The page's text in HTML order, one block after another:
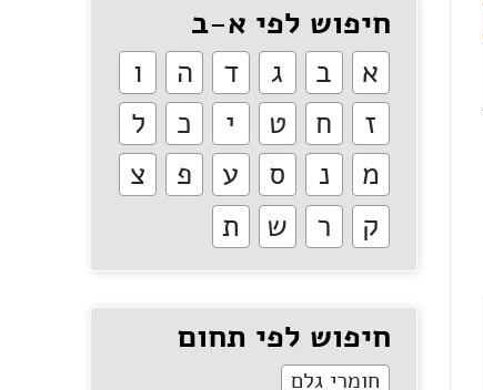
חיפוש לפי א-ב
א ב ג ד ה
ו
ז
ח ט י כ
ל
מ
נ ס ע פ
צ
ק
ר ש ת
חיפוש לפי תחום
חומרי גלם